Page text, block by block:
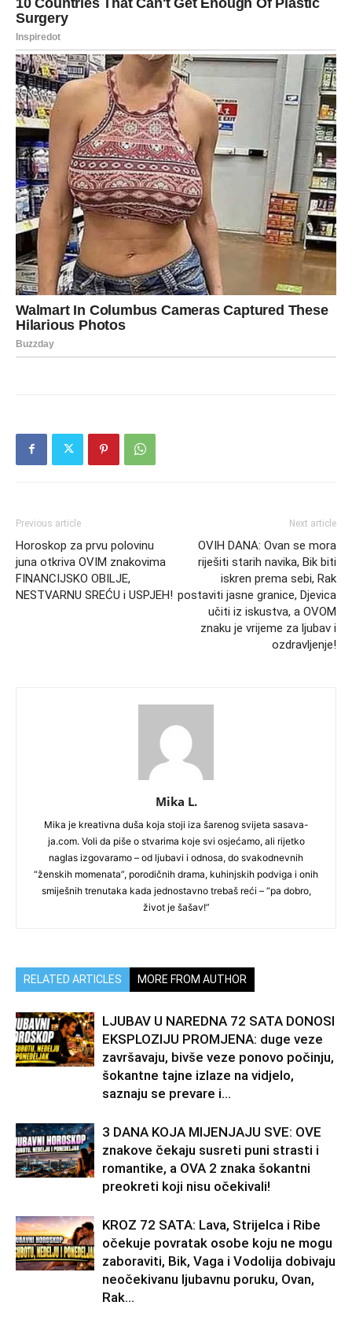
Previous article
Horoskop za prvu polovinu
juna otkriva OVIM znakovima
FINANCIJSKO OBILJE,
NESTVARNU SREĆU i USPJEH!
Next article
OVIH DANA: Ovan se mora
riješiti starih navika, Bik biti
iskren prema sebi, Rak
postaviti jasne granice, Djevica
učiti iz iskustva, a OVOM
znaku je vrijeme za ljubav i
ozdravljenje!
Mika L.
Mika je kreativna duša koja stoji iza šarenog svijeta sasava-
ja.com. Voli da piše o stvarima koje svi osjećamo, ali rijetko
naglas izgovaramo – od ljubavi i odnosa, do svakodnevnih
“ženskih momenata”, porodičnih drama, kuhinjskih podviga i onih
smiješnih trenutaka kada jednostavno trebaš reći – “pa dobro,
život je šašav!”
RELATED ARTICLES MORE FROM AUTHOR
LJUBAV U NAREDNA 72 SATA DONOSI
EKSPLOZIJU PROMJENA: duge veze
završavaju, bivše veze ponovo počinju,
šokantne tajne izlaze na vidjelo,
saznaju se prevare i...
3 DANA KOJA MIJENJAJU SVE: OVE
znakove čekaju susreti puni strasti i
romantike, a OVA 2 znaka šokantni
preokreti koji nisu očekivali!
KROZ 72 SATA: Lava, Strijelca i Ribe
očekuje povratak osobe koju ne mogu
zaboraviti, Bik, Vaga i Vodolija dobivaju
neočekivanu ljubavnu poruku, Ovan,
Rak...